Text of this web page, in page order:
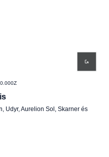
Udyr, Aurelion Sol, Skarner és